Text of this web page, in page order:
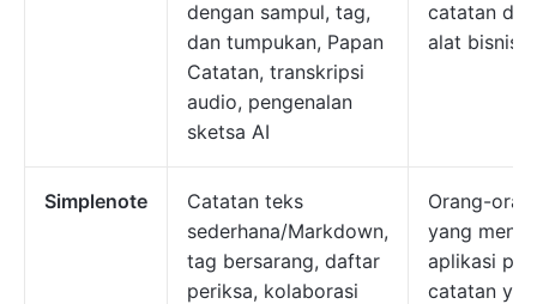
dengan sampul, tag,
dan tumpukan, Papan
Catatan, transkripsi
audio, pengenalan
sketsa AI
catatan
alat bisnis
Simplenote
Catatan teks
sederhana/Markdown,
tag bersarang, daftar
periksa, kolaborasi
Orang-
yang
aplikasi
catatan